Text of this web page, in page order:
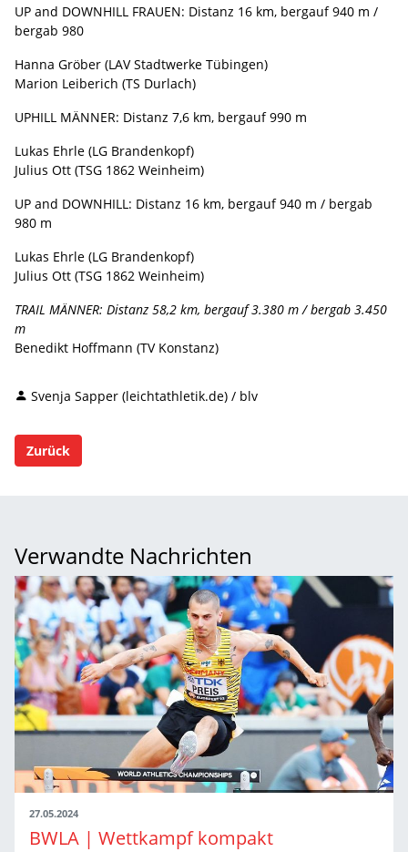
UP and DOWNHILL FRAUEN: Distanz 16 km, bergauf 940 m /
bergab 980
Hanna Gröber (LAV Stadtwerke Tübingen)
Marion Leiberich (TS Durlach)
UPHILL MÄNNER: Distanz 7,6 km, bergauf 990 m
Lukas Ehrle (LG Brandenkopf)
Julius Ott (TSG 1862 Weinheim)
UP and DOWNHILL: Distanz 16 km, bergauf 940 m / bergab
980 m
Lukas Ehrle (LG Brandenkopf)
Julius Ott (TSG 1862 Weinheim)
TRAIL MÄNNER: Distanz 58,2 km, bergauf 3.380 m / bergab 3.450
m
Benedikt Hoffmann (TV Konstanz)
Svenja Sapper (leichtathletik.de) / blv
Zurück
Verwandte Nachrichten
27.05.2024
BWLA | Wettkampf kompakt